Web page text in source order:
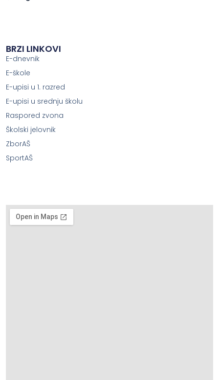
BRZI LINKOVI
E-dnevnik
E-škole
E-upisi u 1. razred
E-upisi u srednju školu
Raspored zvona
Školski jelovnik
ZborAŠ
SportAŠ